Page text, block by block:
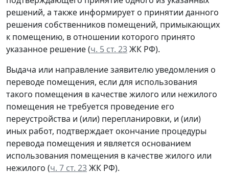
решений, а также информирует о принятии данного
решения собственников помещений, примыкающих
к помещению, в отношении которого принято
указанное решение (ч. 5 ст. 23ЖК РФ).
Выдача или направление заявителю уведомления о
переводе помещения, если для использования
такого помещения в качестве жилого или нежилого
помещения не требуется проведение его
переустройства и (или) перепланировки, и (или)
иных работ, подтверждает окончание процедуры
перевода помещения и является основанием
использования помещения в качестве жилого или
нежилого (ч. 7 ст. 23ЖК РФ).